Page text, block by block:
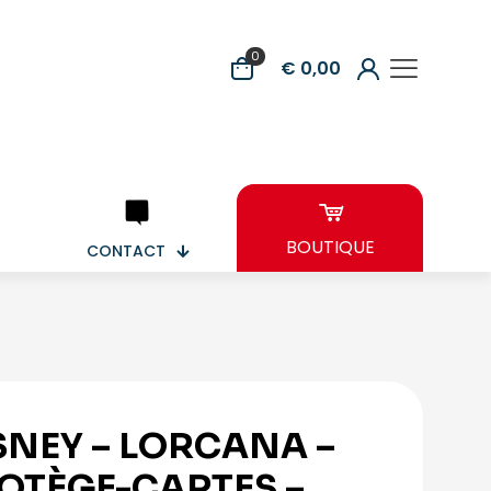
0 € 0,00
CONTACT BOUTIQUE
– LORCANA –